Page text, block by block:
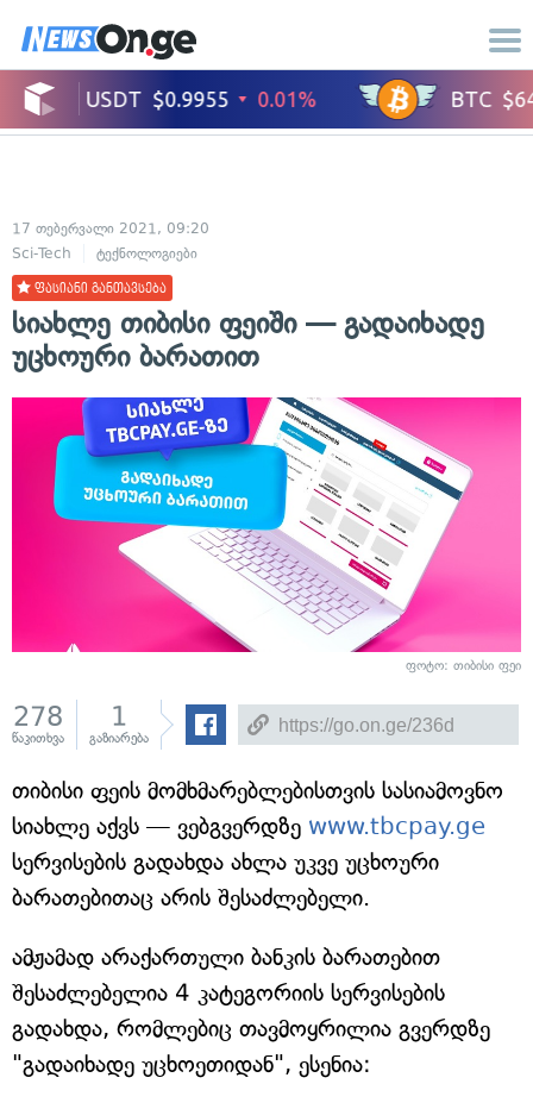
17 თებერვალი 2021, 09:20
Sci-Tech
ტექნოლოგიები
ფასიანი განთავსება
სიახლე თიბისი ფეიში — გადაიხადე
უცხოური ბარათით
ფოტო: თიბისი ფეი
278
წაკითხვა
1
გაზიარება
თიბისი ფეის მომხმარებლებისთვის სასიამოვნო
სიახლე აქვს — ვებგვერდზე www.tbcpay.ge
სერვისების გადახდა ახლა უკვე უცხოური
ბარათებითაც არის შესაძლებელი.
ამჟამად არაქართული ბანკის ბარათებით
შესაძლებელია 4 კატეგორიის სერვისების
გადახდა, რომლებიც თავმოყრილია გვერდზე
"გადაიხადე უცხოეთიდან", ესენია: